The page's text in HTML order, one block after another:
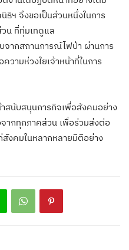
ธิฯ จึงขอเป็นส่วนหนึ่งในการ
น ที่ทุ่มเทดูแล
จากสถานการณ์ไฟป่า ผ่านการ
วามห่วงใยเจ้าหน้าที่ในการ
สนับสนุนภารกิจเพื่อสังคมอย่าง
ากทุกภาคส่วน เพื่อร่วมส่งต่อ
สังคมในหลากหลายมิติอย่าง